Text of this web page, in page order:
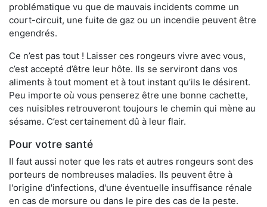
problématique vu que de mauvais incidents comme un
court-circuit, une fuite de gaz ou un incendie peuvent être
engendrés.
Ce n’est pas tout ! Laisser ces rongeurs vivre avec vous,
c’est accepté d’être leur hôte. Ils se serviront dans vos
aliments à tout moment et à tout instant qu’ils le désirent.
Peu importe où vous penserez être une bonne cachette,
ces nuisibles retrouveront toujours le chemin qui mène au
sésame. C’est certainement dû à leur flair.
Pour votre santé
Il faut aussi noter que les rats et autres rongeurs sont des
porteurs de nombreuses maladies. Ils peuvent être à
l'origine d'infections, d'une éventuelle insuffisance rénale
en cas de morsure ou dans le pire des cas de la peste.